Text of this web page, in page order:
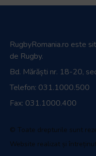
RugbyRomania.ro este
de Rugby.
Bd. Mărăști nr. 18-20,
Telefon: 031.1000.500
Fax: 031.1000.400
© Toate drepturile sunt
Website realizat și